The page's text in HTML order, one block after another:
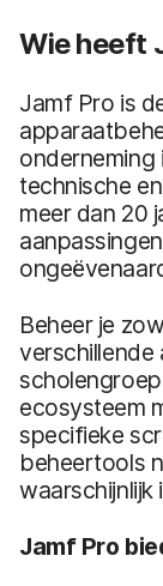
Wie heeft
Jamf Pro is
technische
meer dan 20
Beheer je
verschillende
ecosysteem
specifieke
beheertools
waarschijnlijk
Jamf Pro